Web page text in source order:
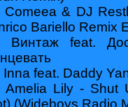
Comeea & DJ
Bariello Remix
Винтаж feat.
Inna feat. Daddy
Amelia Lily - Shut
(Wideboys Radio